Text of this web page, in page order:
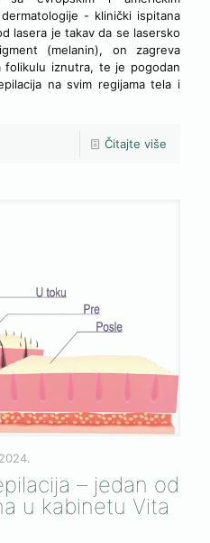
- klinički ispitana
lasera je takav da se lasersko
(melanin), on zagreva
folikulu iznutra, te je pogodan
na svim regijama tela i
Čitajte više
– jedan od
u kabinetu Vita